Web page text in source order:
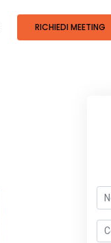
RICHIEDI MEETING